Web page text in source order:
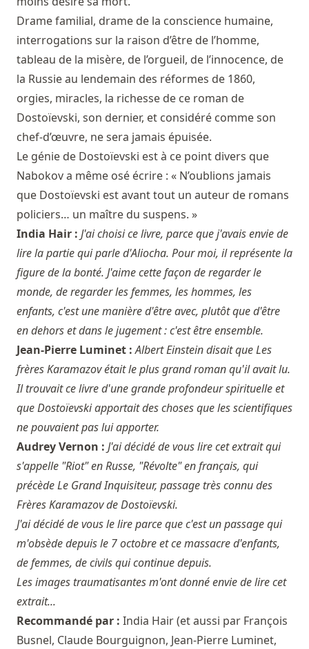
Drame familial, drame de la conscience humaine,
interrogations sur la raison d’être de l’homme,
tableau de la misère, de l’orgueil, de l’innocence, de
la Russie au lendemain des réformes de 1860,
orgies, miracles, la richesse de ce roman de
Dostoïevski, son dernier, et considéré comme son
chef-d’œuvre, ne sera jamais épuisée.
Le génie de Dostoïevski est à ce point divers que
Nabokov a même osé écrire : « N’oublions jamais
que Dostoïevski est avant tout un auteur de romans
policiers… un maître du suspens. »
India Hair : J'ai choisi ce livre, parce que j'avais envie de
lire la partie qui parle d'Aliocha. Pour moi, il représente la
figure de la bonté. J'aime cette façon de regarder le
monde, de regarder les femmes, les hommes, les
enfants, c'est une manière d'être avec, plutôt que d'être
en dehors et dans le jugement : c'est être ensemble.
Jean-Pierre Luminet :Albert Einstein disait que Les
frères Karamazov était le plus grand roman qu'il avait lu.
Il trouvait ce livre d'une grande profondeur spirituelle et
que Dostoïevski apportait des choses que les scientifiques
ne pouvaient pas lui apporter.
Audrey Vernon : J'ai décidé de vous lire cet extrait qui
s'appelle "Riot" en Russe, "Révolte" en français, qui
précède Le Grand Inquisiteur, passage très connu des
Frères Karamazov de Dostoïevski.
J'ai décidé de vous le lire parce que c'est un passage qui
m'obsède depuis le 7 octobre et ce massacre d'enfants,
de femmes, de civils qui continue depuis.
Les images traumatisantes m'ont donné envie de lire cet
extrait...
Recommandé par : India Hair(et aussi par François
Busnel, Claude Bourguignon, Jean-Pierre Luminet,